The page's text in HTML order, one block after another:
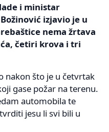
i ministar
izjavio je u
nema žrtava
četiri krova i tri
nakon što je u četvrtak
gase požar na terenu.
automobila te
jesu li svi bili u